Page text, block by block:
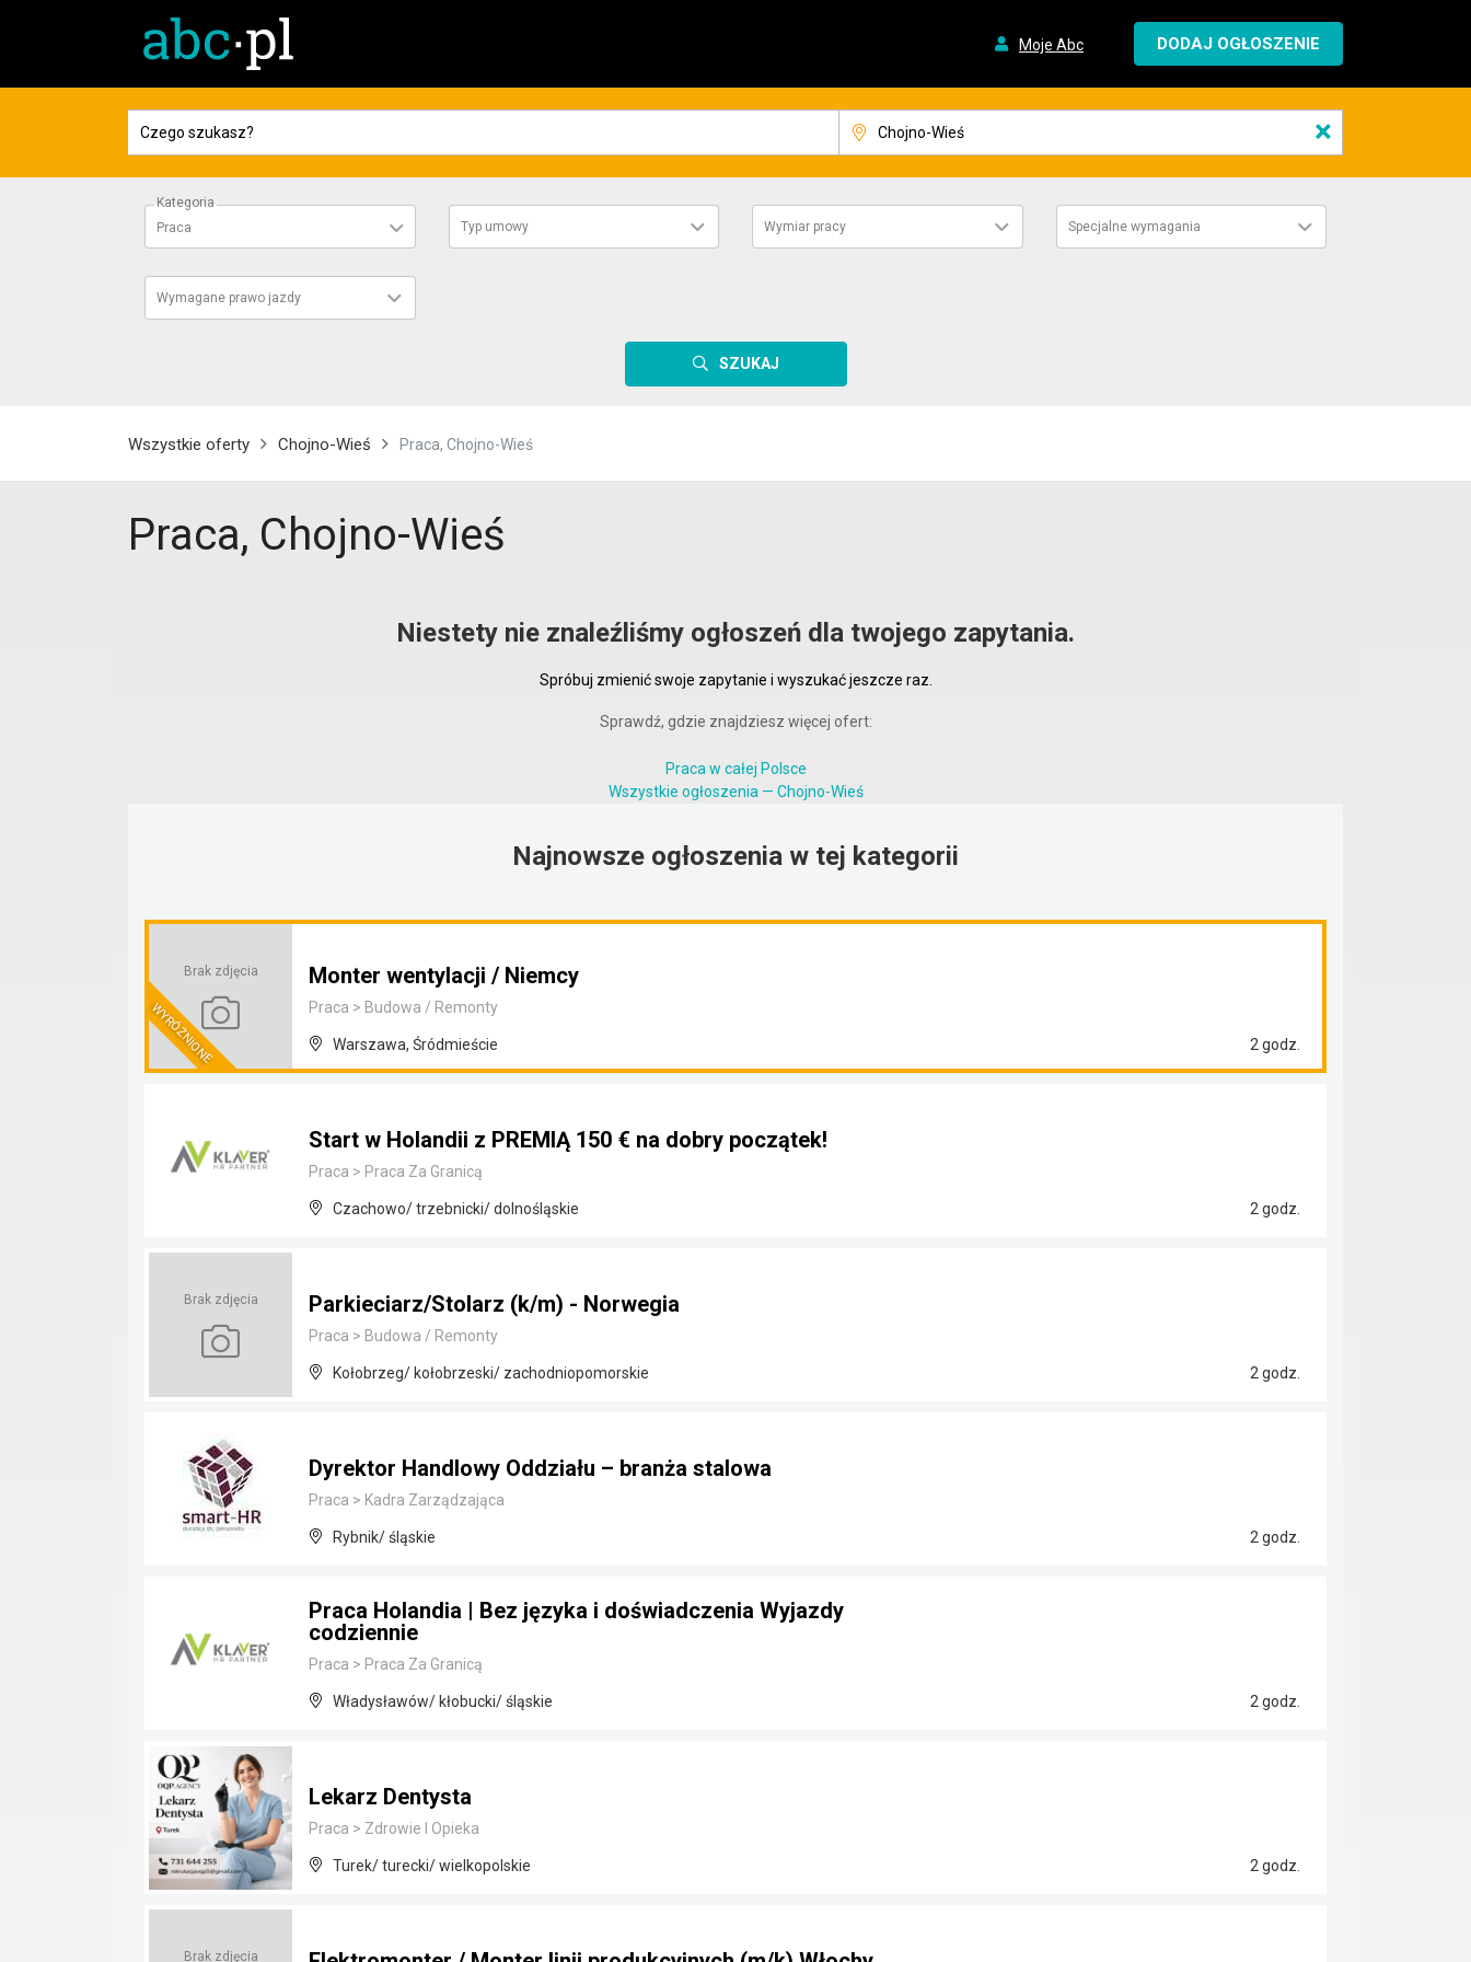
Moje Abc DODAJ OGŁOSZENIE
×
Kategoria
Praca
Typ umowy Wymiar pracy Specjalne wymagania
Wymagane prawo jazdy
SZUKAJ
Wszystkie oferty Chojno-Wieś Praca, Chojno-Wieś
Praca, Chojno-Wieś
Niestety nie znaleźliśmy ogłoszeń dla twojego zapytania.
Spróbuj zmienić swoje zapytanie i wyszukać jeszcze raz.
Sprawdź, gdzie znajdziesz więcej ofert:
Praca w całej Polsce
Wszystkie ogłoszenia — Chojno-Wieś
Najnowsze ogłoszenia w tej kategorii
Brak zdjęcia Monter wentylacji / Niemcy
Praca > Budowa / Remonty
Warszawa, Śródmieście 2 godz.
Start w Holandii z PREMIĄ 150 € na dobry początek!
Praca > Praca Za Granicą
Czachowo/ trzebnicki/ dolnośląskie 2 godz.
Brak zdjęcia Parkieciarz/Stolarz (k/m) - Norwegia
Praca > Budowa / Remonty
Kołobrzeg/ kołobrzeski/ zachodniopomorskie 2 godz.
Dyrektor Handlowy Oddziału – branża stalowa
Praca > Kadra Zarządzająca
Rybnik/ śląskie 2 godz.
Praca Holandia | Bez języka i doświadczenia Wyjazdy
codziennie
Praca > Praca Za Granicą
Władysławów/ kłobucki/ śląskie 2 godz.
Lekarz Dentysta
Praca > Zdrowie I Opieka
Turek/ turecki/ wielkopolskie 2 godz.
Brak zdjęcia